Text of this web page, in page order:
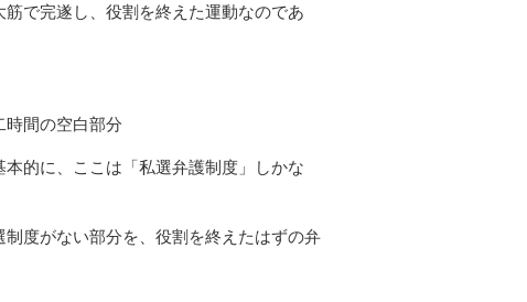
で完遂し、役割を終えた運動なのであ
時間の空白部分
的に、ここは「私選弁護制度」しかな
度がない部分を、役割を終えたはずの弁